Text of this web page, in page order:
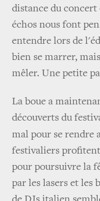
distance du concert
échos nous font
entendre lors de
bien se marrer,
mêler. Une petite
La boue a
découverts du
mal pour se rendre
festivaliers
pour poursuivre la
par les lasers et les